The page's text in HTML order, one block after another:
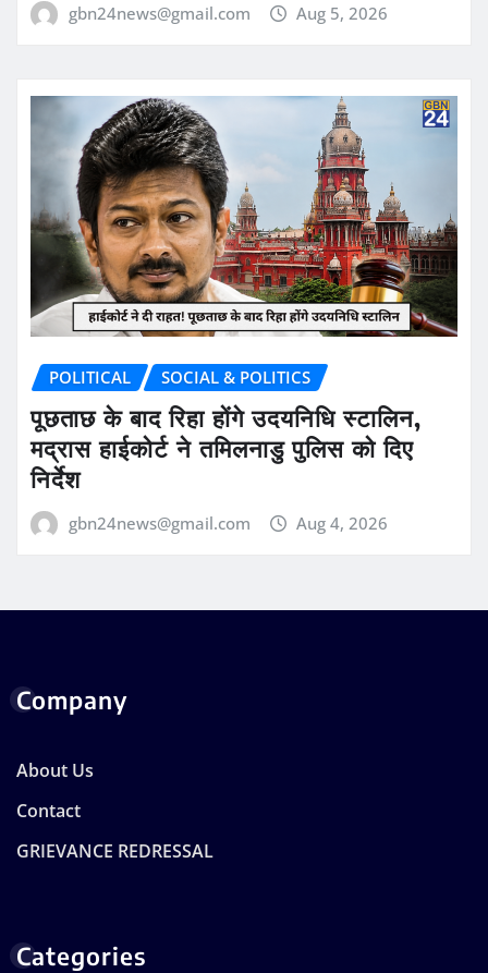
gbn24news@gmail.com Aug 5, 2026
POLITICAL SOCIAL & POLITICS
पूछताछ के बाद रिहा होंगे उदयनिधि स्टालिन,
मद्रास हाईकोर्ट ने तमिलनाडु पुलिस को दिए
निर्देश
gbn24news@gmail.com Aug 4, 2026
Company
About Us
Contact
GRIEVANCE REDRESSAL
Categories